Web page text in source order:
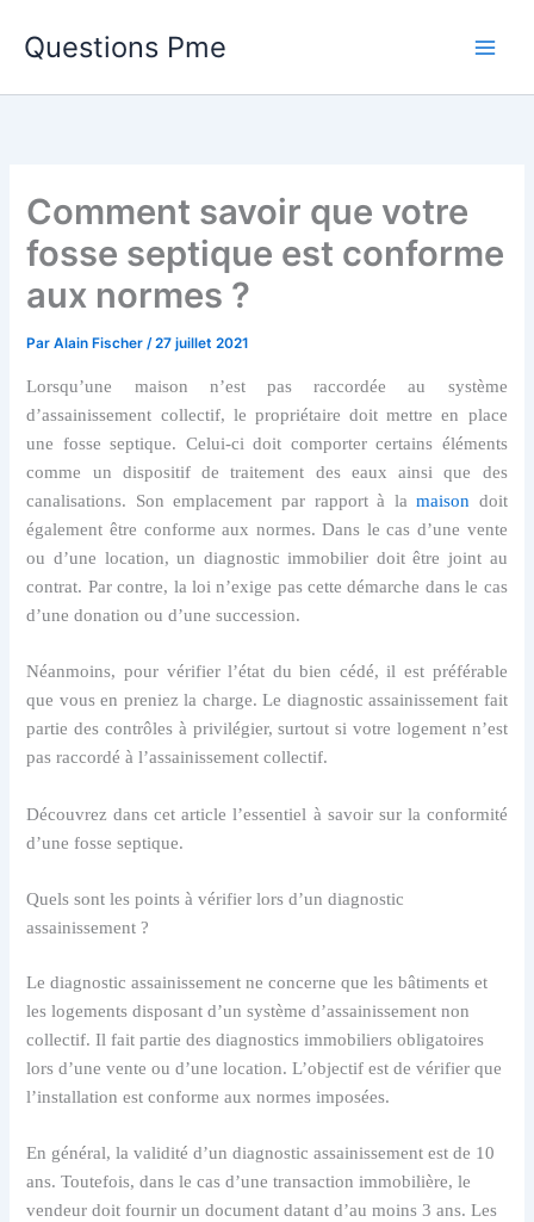
Questions Pme
Comment savoir que votre
fosse septique est conforme
aux normes ?
ParAlain Fischer/27 juillet 2021
Lorsqu’une maison n’est pas raccordée au système
d’assainissement collectif, le propriétaire doit mettre en place
une fosse septique. Celui-ci doit comporter certains éléments
comme un dispositif de traitement des eaux ainsi que des
canalisations. Son emplacement par rapport à lamaison doit
également être conforme aux normes. Dans le cas d’une vente
ou d’une location, un diagnostic immobilier doit être joint au
contrat. Par contre, la loi n’exige pas cette démarche dans le cas
d’une donation ou d’une succession.
Néanmoins, pour vérifier l’état du bien cédé, il est préférable
que vous en preniez la charge. Le diagnostic assainissement fait
partie des contrôles à privilégier, surtout si votre logement n’est
pas raccordé à l’assainissement collectif.
Découvrez dans cet article l’essentiel à savoir sur la conformité
d’une fosse septique.
Quels sont les points à vérifier lors d’un diagnostic
assainissement ?
Le diagnostic assainissement ne concerne que les bâtiments et
les logements disposant d’un système d’assainissement non
collectif. Il fait partie des diagnostics immobiliers obligatoires
lors d’une vente ou d’une location. L’objectif est de vérifier que
l’installation est conforme aux normes imposées.
En général, la validité d’un diagnostic assainissement est de 10
ans. Toutefois, dans le cas d’une transaction immobilière, le
vendeur doit fournir un document datant d’au moins 3 ans. Les